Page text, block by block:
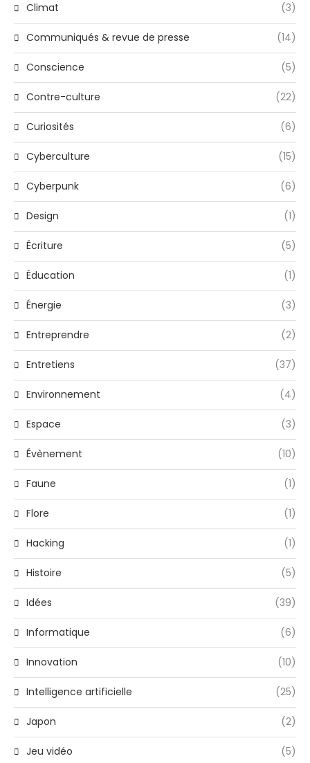
Climat (3)
Communiqués & revue de presse (14)
Conscience (5)
Contre-culture (22)
Curiosités (6)
Cyberculture (15)
Cyberpunk (6)
Design (1)
Écriture (5)
Éducation (1)
Énergie (3)
Entreprendre (2)
Entretiens (37)
Environnement (4)
Espace (3)
Évènement (10)
Faune (1)
Flore (1)
Hacking (1)
Histoire (5)
Idées (39)
Informatique (6)
Innovation (10)
Intelligence artificielle (25)
Japon (2)
Jeu vidéo (5)